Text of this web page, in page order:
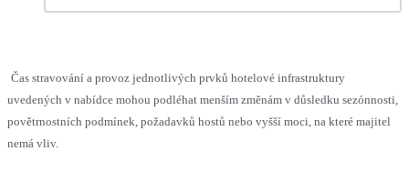
Čas stravování a provoz jednotlivých prvků hotelové infrastruktury
uvedených v nabídce mohou podléhat menším změnám v důsledku sezónnosti,
povětrnostních podmínek, požadavků hostů nebo vyšší moci, na které majitel
nemá vliv.